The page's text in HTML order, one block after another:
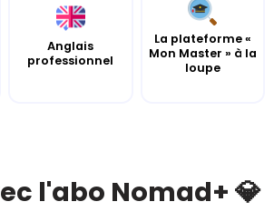
Anglais
professionnel
La plateforme «
Mon Master » à la
loupe
l'abo Nomad+ 💎